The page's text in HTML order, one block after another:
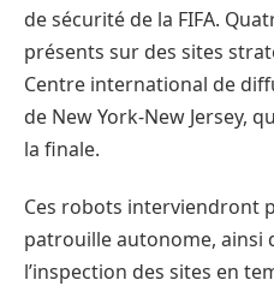
de sécurité de la FIFA.
présents sur des sites
Centre international de
de New York-New Jersey,
la finale.
Ces robots interviendront
patrouille autonome, ainsi
l’inspection des sites en